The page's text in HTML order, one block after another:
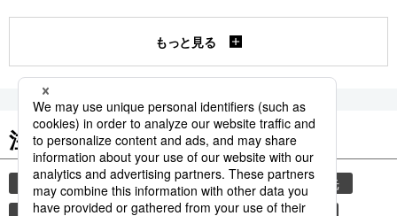
もっと見る
注目のキーワード
共同通信ニュース 気象・災害 災害
観光